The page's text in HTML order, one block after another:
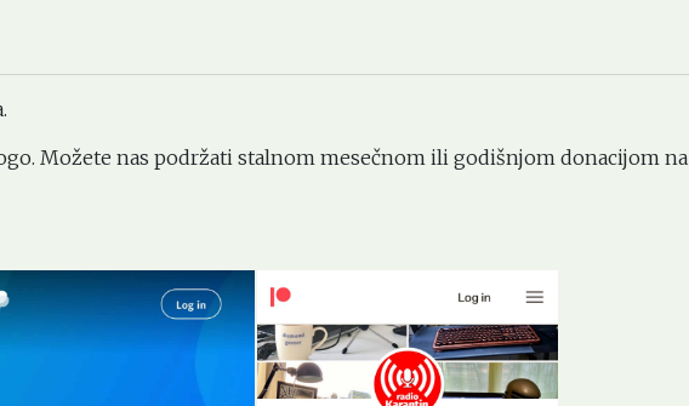
Možete nas podržati stalnom mesečnom ili godišnjom donacijom na